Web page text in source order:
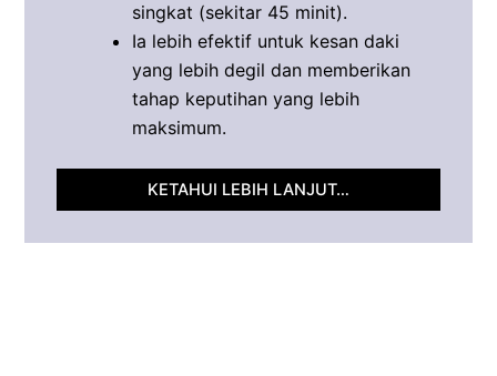
singkat (sekitar 45 minit).
Ia lebih efektif untuk kesan daki
yang lebih degil dan memberikan
tahap keputihan yang lebih
maksimum.
KETAHUI LEBIH LANJUT…